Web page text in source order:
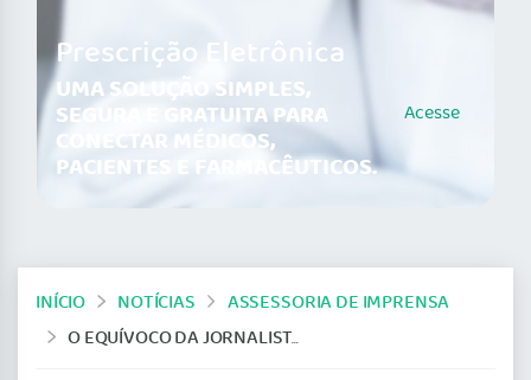
Prescrição Eletrônica
UMA SOLUÇÃO SIMPLES,
SEGURA E GRATUITA PARA
CONECTAR MÉDICOS,
PACIENTES E FARMACÊUTICOS.
Acesse
INÍCIO NOTÍCIAS
ASSESSORIA DE IMPRENSA
O EQUÍVOCO DA JORNALISTA